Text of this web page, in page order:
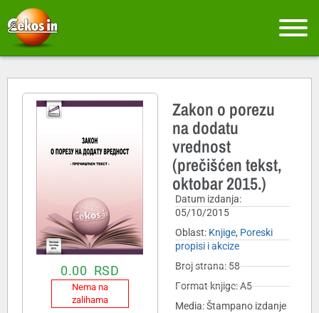
0.00 RSD
Nema na
zalihama
Zakon o porezu
na dodatu
vrednost
(prečišćen tekst,
oktobar 2015.)
Datum izdanja:
05/10/2015
Oblast: Knjige, Poreski
propisi i akcize
Broj strana: 58
Format knjige: A5
Media: Štampano izdanje